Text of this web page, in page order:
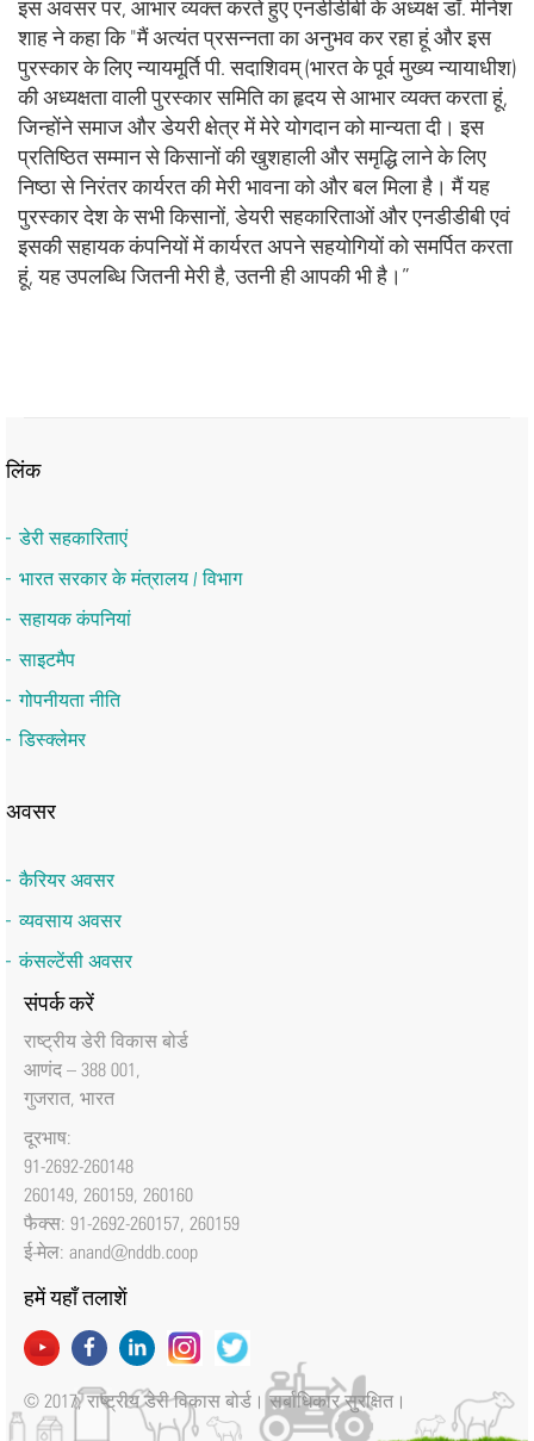
इस अवसर पर, आभार व्यक्त करते हुए एनडीडीबी के अध्यक्ष डॉ. मीनेश
शाह ने कहा कि "मैं अत्यंत प्रसन्नता का अनुभव कर रहा हूं और इस
पुरस्कार के लिए न्यायमूर्ति पी. सदाशिवम् (भारत के पूर्व मुख्य न्यायाधीश)
की अध्यक्षता वाली पुरस्कार समिति का हृदय से आभार व्यक्त करता हूं,
जिन्होंने समाज और डेयरी क्षेत्र में मेरे योगदान को मान्यता दी। इस
प्रतिष्ठित सम्मान से किसानों की खुशहाली और समृद्धि लाने के लिए
निष्ठा से निरंतर कार्यरत की मेरी भावना को और बल मिला है। मैं यह
पुरस्कार देश के सभी किसानों, डेयरी सहकारिताओं और एनडीडीबी एवं
इसकी सहायक कंपनियों में कार्यरत अपने सहयोगियों को समर्पित करता
हूं, यह उपलब्धि जितनी मेरी है, उतनी ही आपकी भी है।”
लिंक
डेरी सहकारिताएं
भारत सरकार के मंत्रालय / विभाग
सहायक कंपनियां
साइटमैप
गोपनीयता नीति
डिस्क्लेमर
अवसर
कैरियर अवसर
व्यवसाय अवसर
कंसल्टेंसी अवसर
संपर्क करें
राष्‍ट्रीय डेरी विकास बोर्ड
आणंद – 388 001,
गुजरात, भारत
दूरभाष:
91-2692-260148
260149, 260159, 260160
फैक्‍स: 91-2692-260157, 260159
ई-मेल: anand@nddb.coop
हमें यहाँ तलाशें
© 2017, राष्ट्रीय डेरी विकास बोर्ड। सर्बाधिकार सुरक्षित।